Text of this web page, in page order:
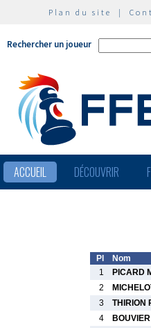
Plan du site |
Rechercher un joueur
ACCUEIL DÉCOUVRIR
Pl Nom
1
PICARD
2
3
THIRION
4